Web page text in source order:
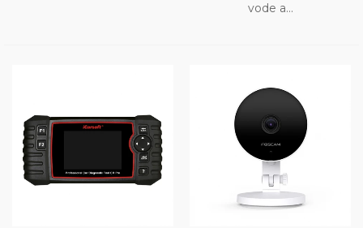
vode a...